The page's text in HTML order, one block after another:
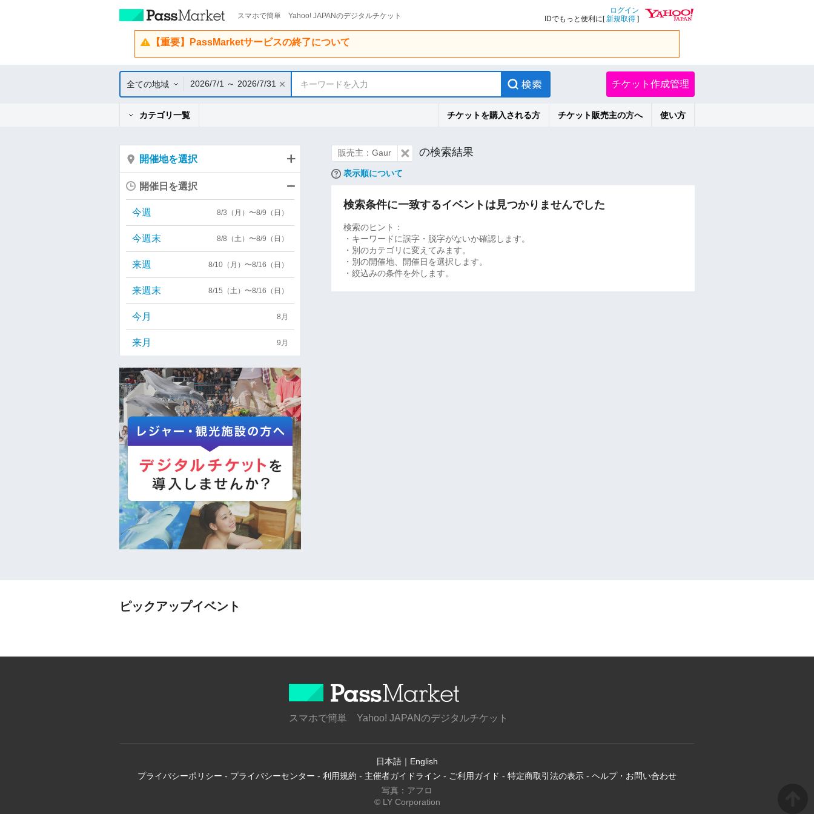
スマホで簡単 Yahoo! JAPANのデジタルチケット
ログイン
IDでもっと便利に[新規取得 ]
【重要】PassMarketサービスの終了について
全ての地域 2026/7/1 ～ 2026/7/31 キーワードを入力 チケット作成管理
カテゴリ一覧 チケットを購入される方 チケット販売主の方へ 使い方
販売主：Gaur の検索結果
表示順について
検索条件に一致するイベントは見つかりませんでした
検索のヒント：
・キーワードに誤字・脱字がないか確認します。
・別のカテゴリに変えてみます。
・別の開催地、開催日を選択します。
・絞込みの条件を外します。
開催地を選択
開催日を選択
今週 8/3（月）〜8/9（日）
今週末 8/8（土）〜8/9（日）
来週 8/10（月）〜8/16（日）
来週末 8/15（土）〜8/16（日）
今月 8月
来月 9月
ピックアップイベント
スマホで簡単 Yahoo! JAPANのデジタルチケット
日本語 ｜ English
プライバシーポリシー - プライバシーセンター - 利用規約 - 主催者ガイドライン - ご利用ガイド - 特定商取引法の表示 - ヘルプ・お問い合わせ
写真：アフロ
© LY Corporation